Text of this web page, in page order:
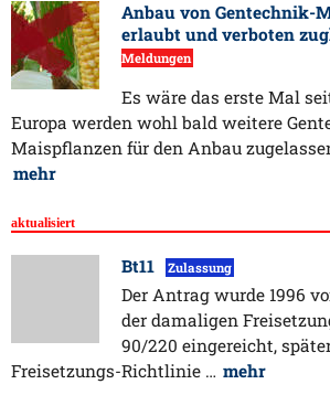
Anbau von Gentechnik-
erlaubt und verboten
Meldungen
Es wäre das erste Mal
Europa werden wohl bald weitere
Maispflanzen für den Anbau
mehr
aktualisiert
Bt11 Zulassung
Der Antrag wurde 1996
der damaligen
90/220 eingereicht,
Freisetzungs-Richtlinie … mehr